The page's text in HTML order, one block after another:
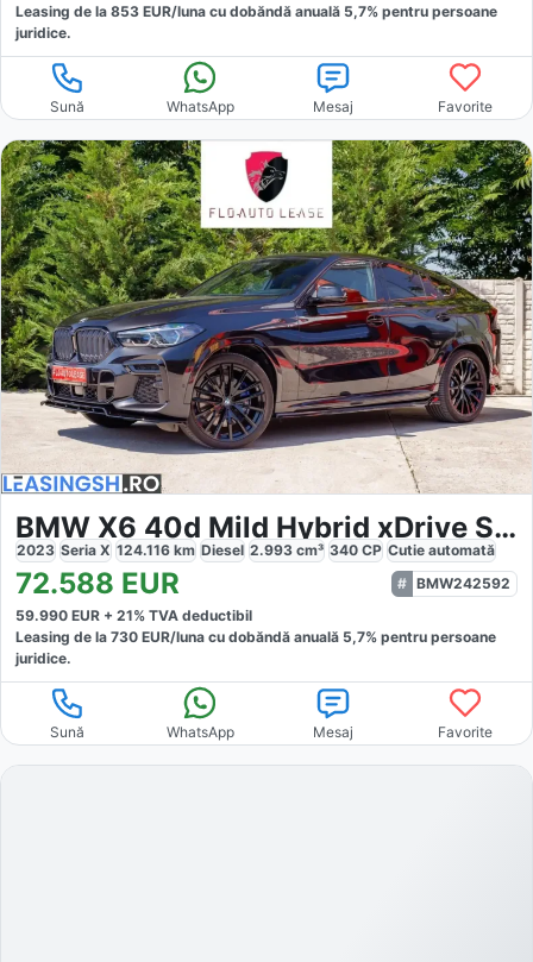
Leasing de la 853 EUR/luna cu dobăndă anuală 5,7% pentru persoane
juridice.
Sună WhatsApp Mesaj Favorite
BMW X6 40d Mild Hybrid xDrive Steptronic M Sport
2023 Seria X 124.116 km Diesel 2.993 cm³ 340 CP Cutie automată
72.588 EUR
BMW242592
59.990 EUR + 21% TVA deductibil
Leasing de la 730 EUR/luna cu dobăndă anuală 5,7% pentru persoane
juridice.
Sună WhatsApp Mesaj Favorite